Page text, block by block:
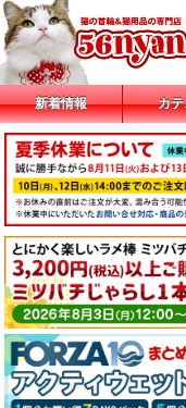
新着情報 カテ